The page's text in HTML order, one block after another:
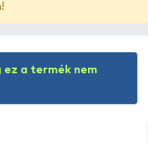
ez a termék nem